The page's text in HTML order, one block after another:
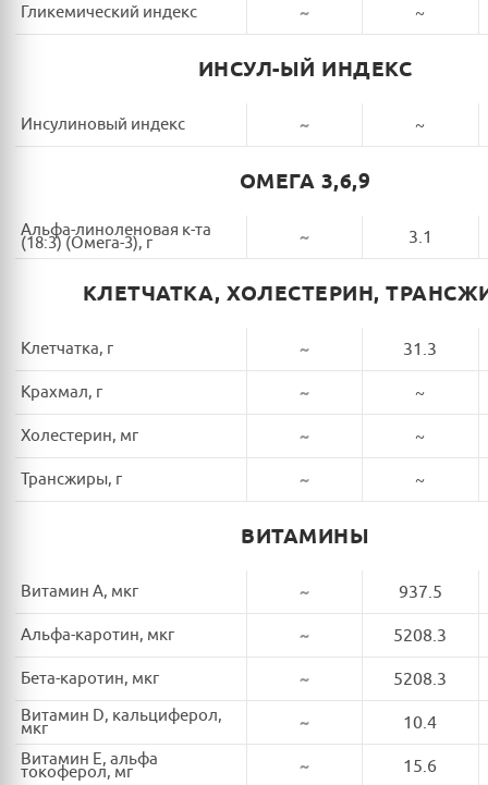
Гликемический индекс ~ ~
ИНСУЛ-ЫЙ ИНДЕКС
Инсулиновый индекс ~ ~
ОМЕГА 3,6,9
Альфа-линоленовая к-та
(18:3) (Омега-3), г ~ 3.1
КЛЕТЧАТКА, ХОЛЕСТЕРИН,
Клетчатка, г ~ 31.3
Крахмал, г ~ ~
Холестерин, мг ~ ~
Трансжиры, г ~ ~
ВИТАМИНЫ
Витамин A, мкг ~ 937.5
Альфа-каротин, мкг ~ 5208.3
Бета-каротин, мкг ~ 5208.3
Витамин D, кальциферол,
мкг ~ 10.4
Витамин E, альфа
токоферол, мг ~ 15.6